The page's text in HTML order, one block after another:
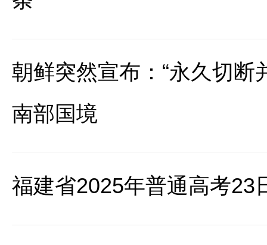
朝鲜突然宣布：“永久切断
南部国境
福建省2025年普通高考23